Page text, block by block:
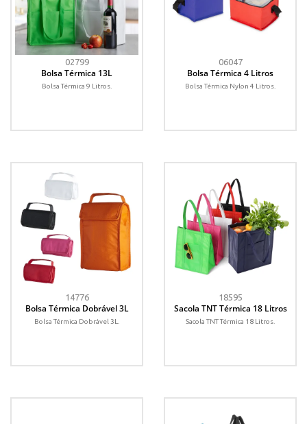
02799
Bolsa Térmica 13L
Bolsa Térmica 9 Litros.
06047
Bolsa Térmica 4 Litros
Bolsa Térmica Nylon 4 Litros.
14776
Bolsa Térmica Dobrável 3L
Bolsa Térmica Dobrável 3L.
18595
Sacola TNT Térmica 18 Litros
Sacola TNT Térmica 18 Litros.